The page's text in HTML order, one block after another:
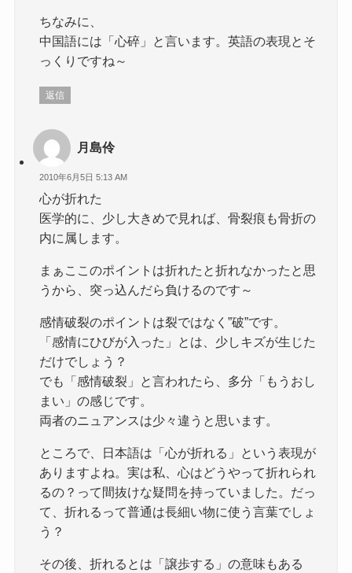
ちなみに、
中国語には「心碎」と言います。英語の表現とそ
っくりですね～
返信
月島伶
2010年6月5日 5:13 AM
心が折れた
医学的に、少し大きめで見れば、骨裂痕も骨折の
内に属します。
まぁここのポイントは折れたと折れなかったと思
うから、突っ込んだら負けるのです～
感情破裂のポイントは裂ではなく”破”です。
「感情にひびが入った」とは、少しキズが生じた
だけでしょう？
でも「感情破裂」と言われたら、多分「もうおし
まい」の感じです。
両者のニュアンスは少々違うと思います。
ところで、日本語は「心が折れる」という表現が
ありますよね。実は私、心はどうやって折れられ
るの？って間抜けな疑問を持っていました。だっ
て、折れるって普通は長細い物に使う言葉でしょ
う？
その後、折れるとは「譲歩する」の意味もある